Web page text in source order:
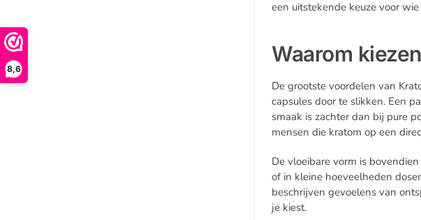
8,6
een uitstekende keuze voor
Waarom
De grootste voordelen van
capsules door te slikken. Een
smaak is zachter dan bij pure
mensen die kratom op een
De vloeibare vorm is
of in kleine hoeveelheden
beschrijven gevoelens van
je kiest.